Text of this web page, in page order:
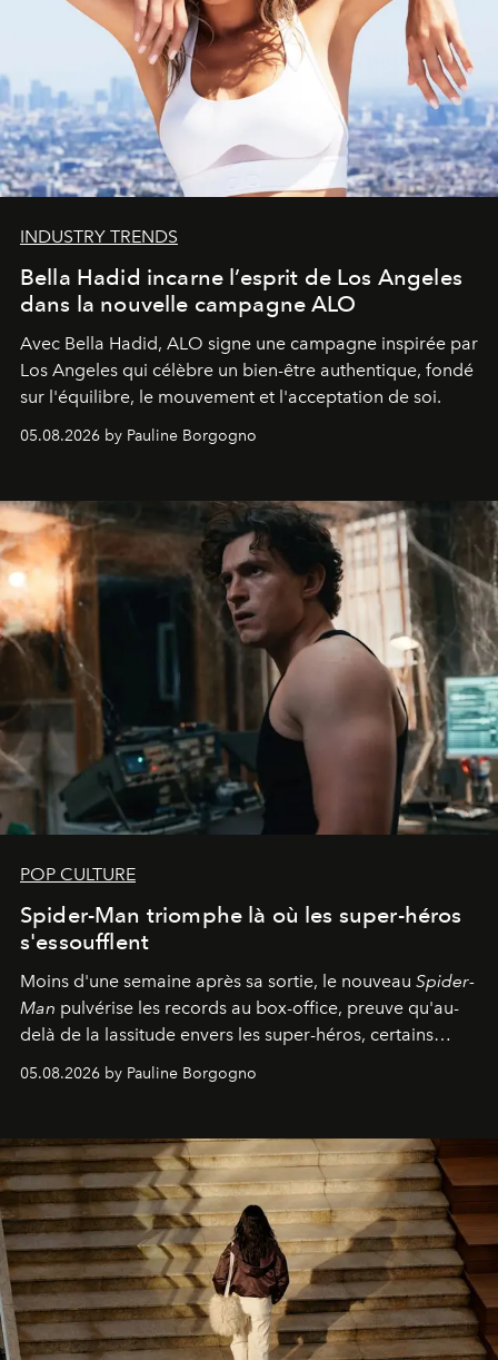
INDUSTRY TRENDS
Bella Hadid incarne l’esprit de Los Angeles
dans la nouvelle campagne ALO
Avec Bella Hadid, ALO signe une campagne inspirée par
Los Angeles qui célèbre un bien-être authentique, fondé
sur l'équilibre, le mouvement et l'acceptation de soi.
05.08.2026 by Pauline Borgogno
POP CULTURE
Spider-Man triomphe là où les super-héros
s'essoufflent
Moins d'une semaine après sa sortie, le nouveau Spider-
Man pulvérise les records au box-office, preuve qu'au-
delà de la lassitude envers les super-héros, certains
personnages continuent de susciter une ferveur intacte.
05.08.2026 by Pauline Borgogno